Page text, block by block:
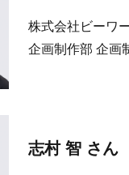
株式会社ビーワ
企画制作部 企
志村 智 さん